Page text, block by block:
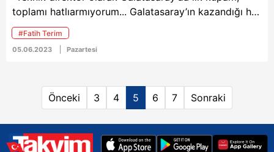
toplamı hatlıarmıyorum... Galatasaray’ın kazandığı her
kupa değerli. 2023’te 23. şampiyonluk. 3-’0lık
galibiyetle bitirdik”
#Fatih Terim
05.06.2023 Pazartesi
Önceki 3 4 5 6 7 Sonraki